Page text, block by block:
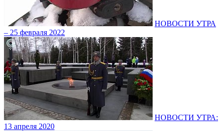
НОВОСТИ УТРА
– 25 февраля 2022
НОВОСТИ УТРА:
13 апреля 2020